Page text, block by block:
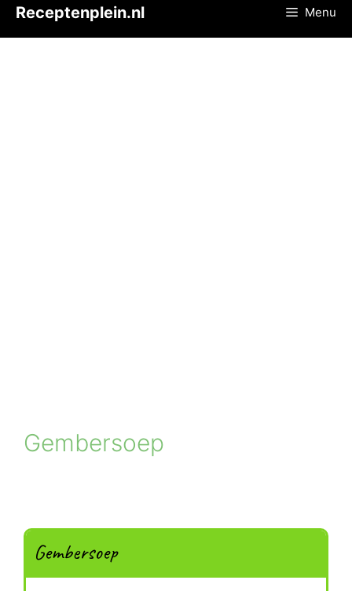
Receptenplein.nl Menu
Gembersoep
Gembersoep